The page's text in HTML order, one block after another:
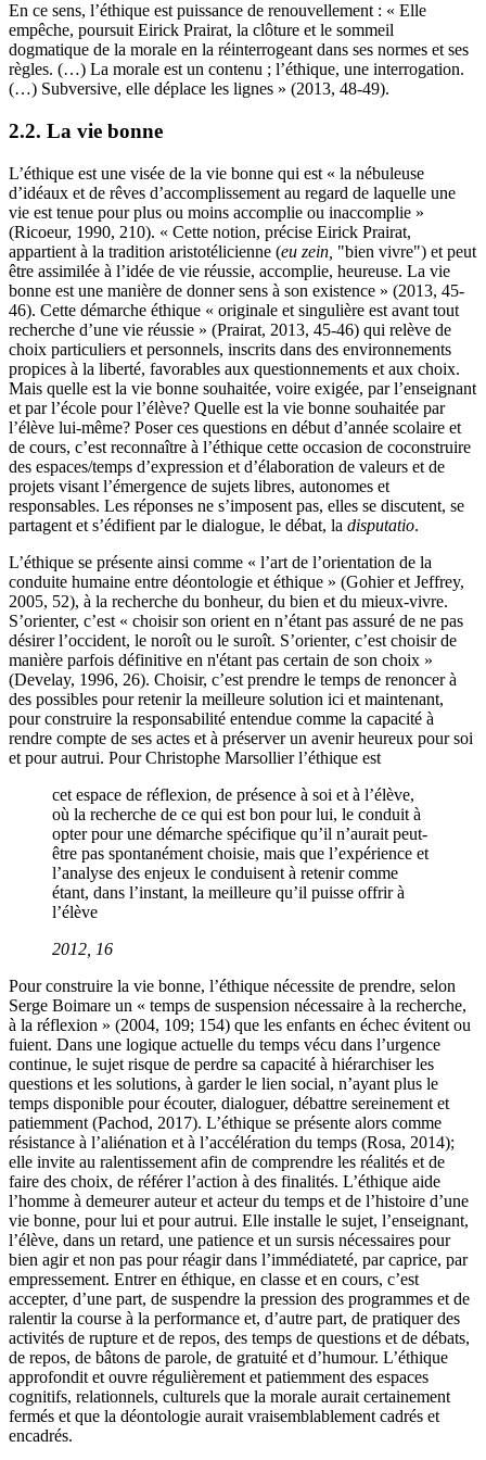
En ce sens, l’éthique est puissance de renouvellement : « Elle
empêche, poursuit Eirick Prairat, la clôture et le sommeil
dogmatique de la morale en la réinterrogeant dans ses normes et ses
règles. (…) La morale est un contenu ; l’éthique, une interrogation.
(…) Subversive, elle déplace les lignes » (2013, 48-49).
2.2. La vie bonne
L’éthique est une visée de la vie bonne qui est « la nébuleuse
d’idéaux et de rêves d’accomplissement au regard de laquelle une
vie est tenue pour plus ou moins accomplie ou inaccomplie »
(Ricoeur, 1990, 210). « Cette notion, précise Eirick Prairat,
appartient à la tradition aristotélicienne (eu zein, "bien vivre") et peut
être assimilée à l’idée de vie réussie, accomplie, heureuse. La vie
bonne est une manière de donner sens à son existence » (2013, 45-
46). Cette démarche éthique « originale et singulière est avant tout
recherche d’une vie réussie » (Prairat, 2013, 45-46) qui relève de
choix particuliers et personnels, inscrits dans des environnements
propices à la liberté, favorables aux questionnements et aux choix.
Mais quelle est la vie bonne souhaitée, voire exigée, par l’enseignant
et par l’école pour l’élève? Quelle est la vie bonne souhaitée par
l’élève lui-même? Poser ces questions en début d’année scolaire et
de cours, c’est reconnaître à l’éthique cette occasion de coconstruire
des espaces/temps d’expression et d’élaboration de valeurs et de
projets visant l’émergence de sujets libres, autonomes et
responsables. Les réponses ne s’imposent pas, elles se discutent, se
partagent et s’édifient par le dialogue, le débat, la disputatio.
L’éthique se présente ainsi comme « l’art de l’orientation de la
conduite humaine entre déontologie et éthique » (Gohier et Jeffrey,
2005, 52), à la recherche du bonheur, du bien et du mieux-vivre.
S’orienter, c’est « choisir son orient en n’étant pas assuré de ne pas
désirer l’occident, le noroît ou le suroît. S’orienter, c’est choisir de
manière parfois définitive en n'étant pas certain de son choix »
(Develay, 1996, 26). Choisir, c’est prendre le temps de renoncer à
des possibles pour retenir la meilleure solution ici et maintenant,
pour construire la responsabilité entendue comme la capacité à
rendre compte de ses actes et à préserver un avenir heureux pour soi
et pour autrui. Pour Christophe Marsollier l’éthique est
cet espace de réflexion, de présence à soi et à l’élève,
où la recherche de ce qui est bon pour lui, le conduit à
opter pour une démarche spécifique qu’il n’aurait peut-
être pas spontanément choisie, mais que l’expérience et
l’analyse des enjeux le conduisent à retenir comme
étant, dans l’instant, la meilleure qu’il puisse offrir à
l’élève
2012, 16
Pour construire la vie bonne, l’éthique nécessite de prendre, selon
Serge Boimare un « temps de suspension nécessaire à la recherche,
à la réflexion » (2004, 109; 154) que les enfants en échec évitent ou
fuient. Dans une logique actuelle du temps vécu dans l’urgence
continue, le sujet risque de perdre sa capacité à hiérarchiser les
questions et les solutions, à garder le lien social, n’ayant plus le
temps disponible pour écouter, dialoguer, débattre sereinement et
patiemment (Pachod, 2017). L’éthique se présente alors comme
résistance à l’aliénation et à l’accélération du temps (Rosa, 2014);
elle invite au ralentissement afin de comprendre les réalités et de
faire des choix, de référer l’action à des finalités. L’éthique aide
l’homme à demeurer auteur et acteur du temps et de l’histoire d’une
vie bonne, pour lui et pour autrui. Elle installe le sujet, l’enseignant,
l’élève, dans un retard, une patience et un sursis nécessaires pour
bien agir et non pas pour réagir dans l’immédiateté, par caprice, par
empressement. Entrer en éthique, en classe et en cours, c’est
accepter, d’une part, de suspendre la pression des programmes et de
ralentir la course à la performance et, d’autre part, de pratiquer des
activités de rupture et de repos, des temps de questions et de débats,
de repos, de bâtons de parole, de gratuité et d’humour. L’éthique
approfondit et ouvre régulièrement et patiemment des espaces
cognitifs, relationnels, culturels que la morale aurait certainement
fermés et que la déontologie aurait vraisemblablement cadrés et
encadrés.